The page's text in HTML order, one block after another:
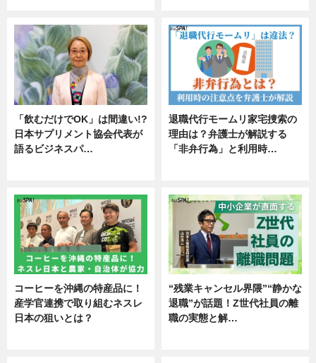
「飲むだけでOK」は間違い!?
日本サプリメント協会代表が
語るビジネスパ…
退職代行モームリ家宅捜索の
理由は？弁護士が解説する
「非弁行為」と利用時…
コーヒーを沖縄の特産品に！
産学官連携で取り組むネスレ
日本の狙いとは？
“残業キャンセル界隈”“静かな
退職”が話題！Z世代社員の離
職の実態と解…